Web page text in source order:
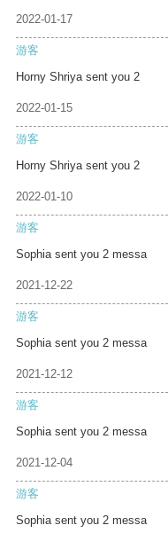
2022-01-17
游客
Horny Shriya sent you 2
2022-01-15
游客
Horny Shriya sent you 2
2022-01-10
游客
Sophia sent you 2 messa
2021-12-22
游客
Sophia sent you 2 messa
2021-12-12
游客
Sophia sent you 2 messa
2021-12-04
游客
Sophia sent you 2 messa